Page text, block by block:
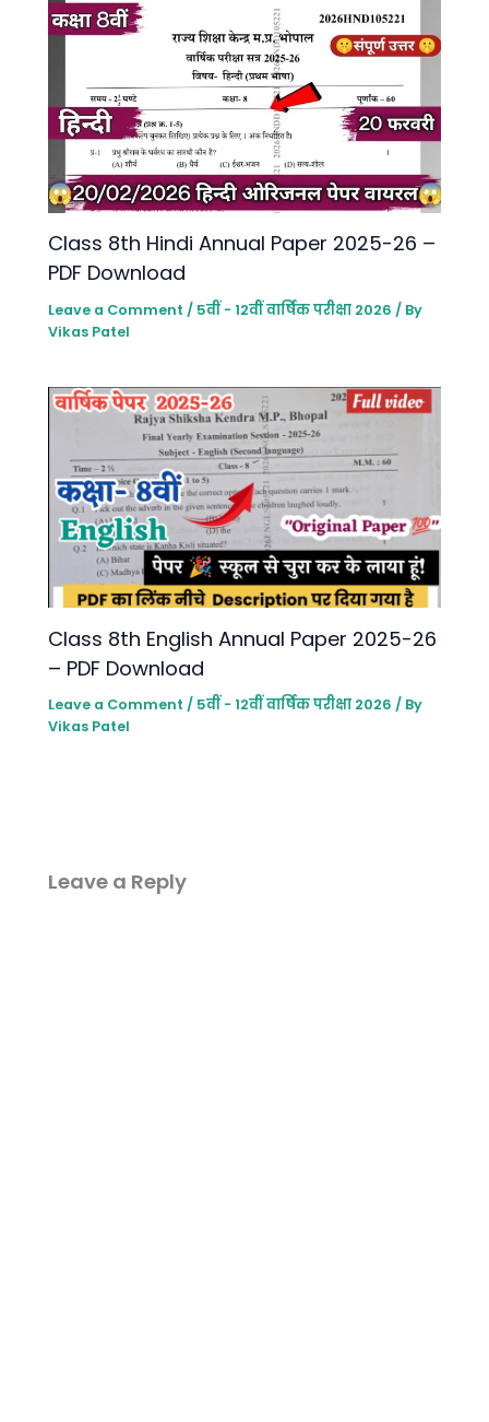
Class 8th Hindi Annual Paper 2025-26 –
PDF Download
Leave a Comment / 5वीं - 12वीं वार्षिक परीक्षा 2026 / By
Vikas Patel
Class 8th English Annual Paper 2025-26
– PDF Download
Leave a Comment / 5वीं - 12वीं वार्षिक परीक्षा 2026 / By
Vikas Patel
Leave a Reply